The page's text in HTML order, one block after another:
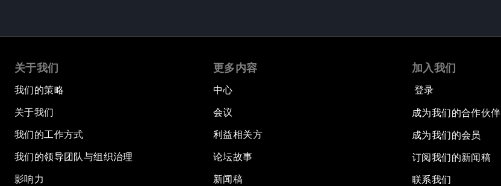
关于我们
我们的策略
关于我们
我们的工作方式
我们的领导团队与组织治理
影响力
更多内容
中心
会议
利益相关方
论坛故事
新闻稿
加入我们
登录
成为我们的合作伙伴
成为我们的会员
订阅我们的新闻稿
联系我们